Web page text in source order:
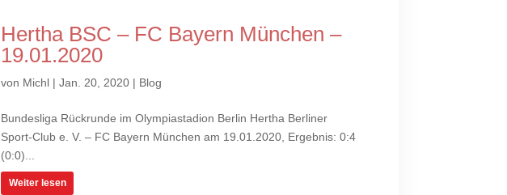
Hertha BSC – FC Bayern München –
19.01.2020
von Michl | Jan. 20, 2020 | Blog
Bundesliga Rückrunde im Olympiastadion Berlin Hertha Berliner
Sport-Club e. V. – FC Bayern München am 19.01.2020, Ergebnis: 0:4
(0:0)...
Weiter lesen